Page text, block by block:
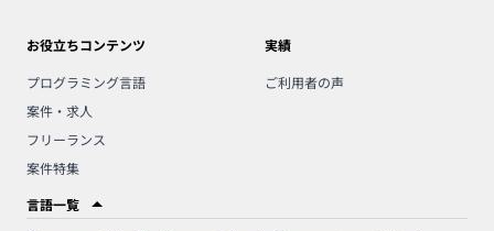
お役立ちコンテンツ
プログラミング言語
案件・求人
フリーランス
案件特集
実績
ご利用者の声
言語一覧